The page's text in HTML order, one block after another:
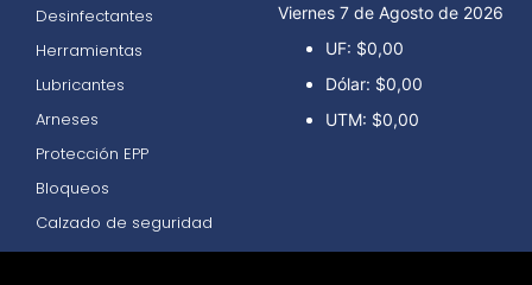
Desinfectantes
Herramientas
Lubricantes
Arneses
Protección EPP
Bloqueos
Calzado de seguridad
Viernes 7 de Agosto de 2026
UF: $0,00
Dólar: $0,00
UTM: $0,00